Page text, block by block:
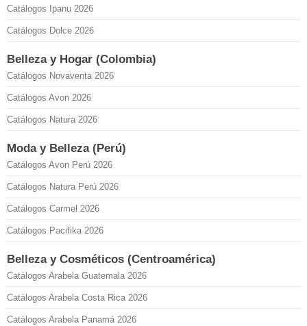
Catálogos Ipanu 2026
Catálogos Dolce 2026
Belleza y Hogar (Colombia)
Catálogos Novaventa 2026
Catálogos Avon 2026
Catálogos Natura 2026
Moda y Belleza (Perú)
Catálogos Avon Perú 2026
Catálogos Natura Perú 2026
Catálogos Carmel 2026
Catálogos Pacifika 2026
Belleza y Cosméticos (Centroamérica)
Catálogos Arabela Guatemala 2026
Catálogos Arabela Costa Rica 2026
Catálogos Arabela Panamá 2026